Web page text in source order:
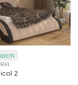
2